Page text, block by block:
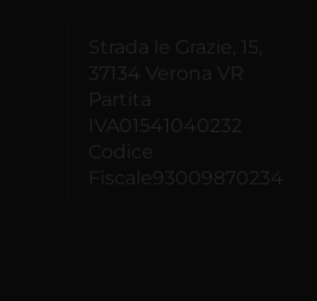
Strada le Grazie, 15,
37134 Verona VR
Partita
IVA01541040232
Codice
Fiscale93009870234